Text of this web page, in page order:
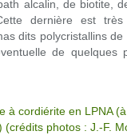
alcalin, de biotite,
dernière est très
dits polycristallins
de quelques